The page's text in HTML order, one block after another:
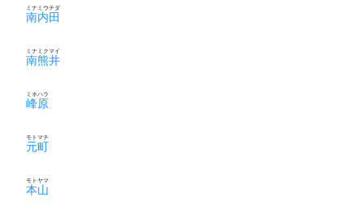
南内田
ミナミウチダ
南熊井
ミナミクマイ
峰原
ミネハラ
元町
モトマチ
本山
モトヤマ